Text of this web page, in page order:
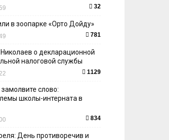
32
в зоопарке «Орто Дойду»
781
о декларационной
налоговой службы
1129
слово:
школы-интерната в
834
День противоречив и